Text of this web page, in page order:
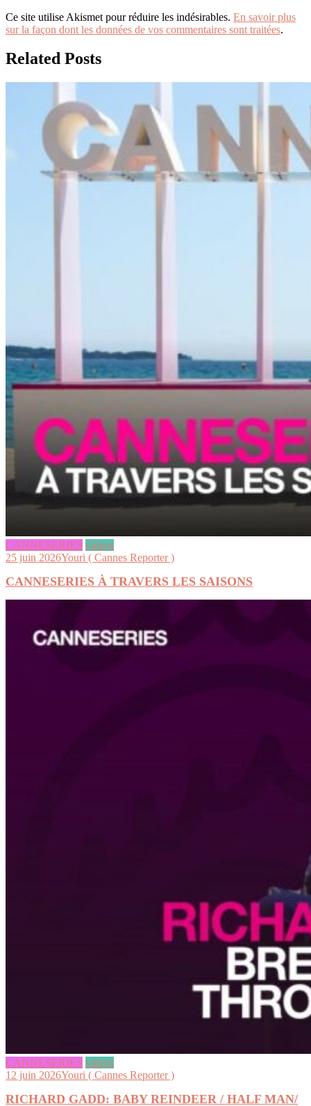
Ce site utilise Akismet pour réduire les indésirables. En savoir plus
sur la façon dont les données de vos commentaires sont traitées.
Related Posts
CANNESERIES videos
25 juin 2026Youri ( Cannes Reporter )
CANNESERIES À TRAVERS LES SAISONS
CANNESERIES videos
12 juin 2026Youri ( Cannes Reporter )
RICHARD GADD: BABY REINDEER / HALF MAN/